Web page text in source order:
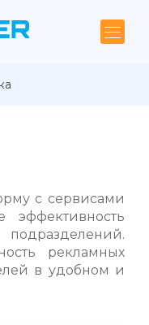
с сервисами
эффективность
рекламных
в удобном и